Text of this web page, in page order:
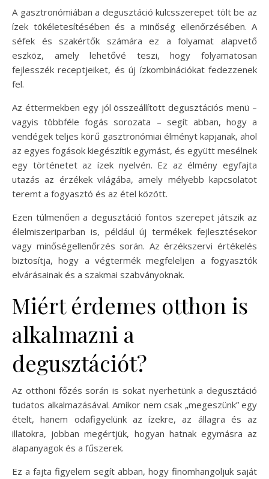
A gasztronómiában a degusztáció kulcsszerepet tölt be az
ízek tökéletesítésében és a minőség ellenőrzésében. A
séfek és szakértők számára ez a folyamat alapvető
eszköz, amely lehetővé teszi, hogy folyamatosan
fejlesszék receptjeiket, és új ízkombinációkat fedezzenek
fel.
Az éttermekben egy jól összeállított degusztációs menü –
vagyis többféle fogás sorozata – segít abban, hogy a
vendégek teljes körű gasztronómiai élményt kapjanak, ahol
az egyes fogások kiegészítik egymást, és együtt mesélnek
egy történetet az ízek nyelvén. Ez az élmény egyfajta
utazás az érzékek világába, amely mélyebb kapcsolatot
teremt a fogyasztó és az étel között.
Ezen túlmenően a degusztáció fontos szerepet játszik az
élelmiszeriparban is, például új termékek fejlesztésekor
vagy minőségellenőrzés során. Az érzékszervi értékelés
biztosítja, hogy a végtermék megfeleljen a fogyasztók
elvárásainak és a szakmai szabványoknak.
Miért érdemes otthon is
alkalmazni a
degusztációt?
Az otthoni főzés során is sokat nyerhetünk a degusztáció
tudatos alkalmazásával. Amikor nem csak „megeszünk” egy
ételt, hanem odafigyelünk az ízekre, az állagra és az
illatokra, jobban megértjük, hogyan hatnak egymásra az
alapanyagok és a fűszerek.
Ez a fajta figyelem segít abban, hogy finomhangoljuk saját